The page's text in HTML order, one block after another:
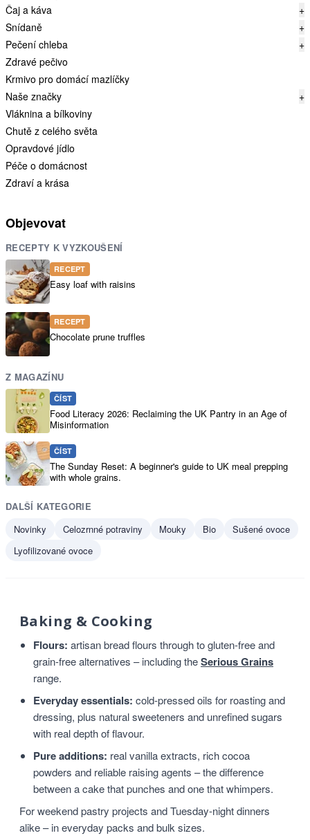
Čaj a káva
+
Snídaně
+
Pečení chleba
+
Zdravé pečivo
Krmivo pro domácí mazlíčky
Naše značky
+
Vláknina a bílkoviny
Chutě z celého světa
Opravdové jídlo
Péče o domácnost
Zdraví a krása
Objevovat
RECEPTY K VYZKOUŠENÍ
RECEPT
Easy loaf with raisins
RECEPT
Chocolate prune truffles
Z MAGAZÍNU
ČÍST
Food Literacy 2026: Reclaiming the UK Pantry in an Age of
Misinformation
ČÍST
The Sunday Reset: A beginner's guide to UK meal prepping
with whole grains.
DALŠÍ KATEGORIE
Novinky
Celozrnné potraviny Mouky Bio
Sušené ovoce
Lyofilizované ovoce
Baking & Cooking
Flours: artisan bread flours through to gluten-free and
grain-free alternatives – including theSerious Grains
range.
Everyday essentials: cold-pressed oils for roasting and
dressing, plus natural sweeteners and unrefined sugars
with real depth of flavour.
Pure additions: real vanilla extracts, rich cocoa
powders and reliable raising agents – the difference
between a cake that punches and one that whimpers.
For weekend pastry projects and Tuesday-night dinners
alike – in everyday packs and bulk sizes.